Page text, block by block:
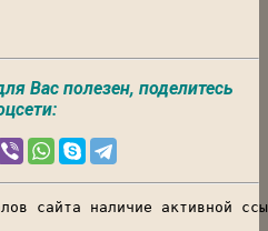
Вас полезен, поделитесь
сайта наличие активной